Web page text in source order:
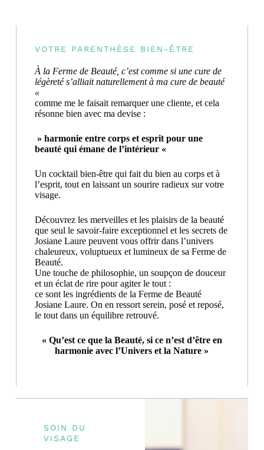
VOTRE PARENTHÈSE BIEN-ÊTRE
À la Ferme de Beauté, c’est comme si une cure de
légèreté s’alliait naturellement à ma cure de beauté
«
comme me le faisait remarquer une cliente, et cela
résonne bien avec ma devise :
» harmonie entre corps et esprit pour une
beauté qui émane de l’intérieur «
Un cocktail bien-être qui fait du bien au corps et à
l’esprit, tout en laissant un sourire radieux sur votre
visage.
Découvrez les merveilles et les plaisirs de la beauté
que seul le savoir-faire exceptionnel et les secrets de
Josiane Laure peuvent vous offrir dans l’univers
chaleureux, voluptueux et lumineux de sa Ferme de
Beauté.
Une touche de philosophie, un soupçon de douceur
et un éclat de rire pour agiter le tout :
ce sont les ingrédients de la Ferme de Beauté
Josiane Laure. On en ressort serein, posé et reposé,
le tout dans un équilibre retrouvé.
« Qu’est ce que la Beauté, si ce n’est d’être en
harmonie avec l’Univers et la Nature »
SOIN DU
VISAGE